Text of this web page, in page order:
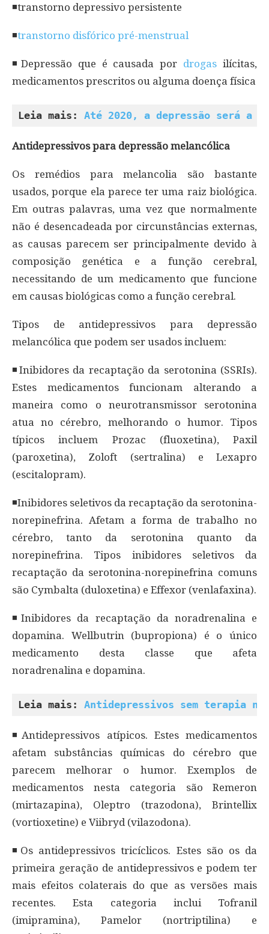
◾transtorno depressivo persistente
◾transtorno disfórico pré-menstrual
◾Depressão que é causada por drogas ilícitas,
medicamentos prescritos ou alguma doença física
Leia mais: Até 2020, a depressão será a
Antidepressivos para depressão melancólica
Os remédios para melancolia são bastante
usados, porque ela parece ter uma raiz biológica.
Em outras palavras, uma vez que normalmente
não é desencadeada por circunstâncias externas,
as causas parecem ser principalmente devido à
composição genética e a função cerebral,
necessitando de um medicamento que funcione
em causas biológicas como a função cerebral.
Tipos de antidepressivos para depressão
melancólica que podem ser usados incluem:
◾Inibidores da recaptação da serotonina (SSRIs).
Estes medicamentos funcionam alterando a
maneira como o neurotransmissor serotonina
atua no cérebro, melhorando o humor. Tipos
típicos incluem Prozac (fluoxetina), Paxil
(paroxetina), Zoloft (sertralina) e Lexapro
(escitalopram).
◾Inibidores seletivos da recaptação da serotonina-
norepinefrina. Afetam a forma de trabalho no
cérebro, tanto da serotonina quanto da
norepinefrina. Tipos inibidores seletivos da
recaptação da serotonina-norepinefrina comuns
são Cymbalta (duloxetina) e Effexor (venlafaxina).
◾Inibidores da recaptação da noradrenalina e
dopamina. Wellbutrin (bupropiona) é o único
medicamento desta classe que afeta
noradrenalina e dopamina.
Leia mais: Antidepressivos sem terapia
◾Antidepressivos atípicos. Estes medicamentos
afetam substâncias químicas do cérebro que
parecem melhorar o humor. Exemplos de
medicamentos nesta categoria são Remeron
(mirtazapina), Oleptro (trazodona), Brintellix
(vortioxetine) e Viibryd (vilazodona).
◾Os antidepressivos tricíclicos. Estes são os da
primeira geração de antidepressivos e podem ter
mais efeitos colaterais do que as versões mais
recentes. Esta categoria inclui Tofranil
(imipramina), Pamelor (nortriptilina) e